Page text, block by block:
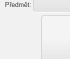
Předmět: